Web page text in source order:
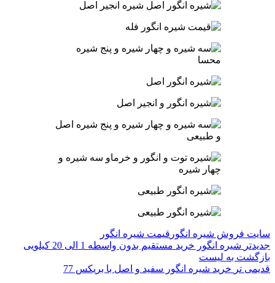
سایت فروش شیره انگور قیمت شیره انگور
جدیدتر شیره انگور خرید مستقیم بدون واسطه 1 الی 20 کیلویی
بازگشت به لیست
قدیمی تر خرید شیره انگور سفید و اصل با بریکس 77